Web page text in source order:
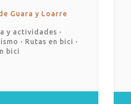
Guara y Loarre
y actividades ·
· Rutas en bici ·
bici